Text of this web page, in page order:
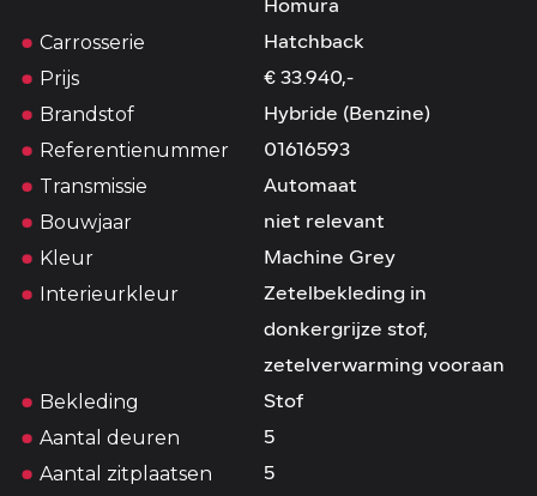
Homura
Carrosserie Hatchback
Prijs € 33.940,-
Brandstof Hybride (Benzine)
Referentienummer 01616593
Transmissie Automaat
Bouwjaar niet relevant
Kleur Machine Grey
Interieurkleur
Zetelbekleding in
donkergrijze stof,
zetelverwarming vooraan
Bekleding Stof
Aantal deuren 5
Aantal zitplaatsen 5